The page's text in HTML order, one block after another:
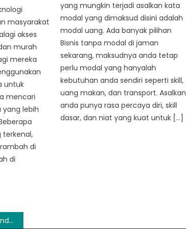
masyarakat
akses
murah
mereka
untuk
mencari
lebih
terkenal,
di
di
yang mungkin terjadi asalkan kata
modal yang dimaksud disini adalah
modal uang. Ada banyak pilihan
Bisnis tanpa modal di jaman
sekarang, maksudnya anda tetap
perlu modal yang hanyalah
kebutuhan anda sendiri seperti skill,
uang makan, dan transport. Asalkan
anda punya rasa percaya diri, skill
dasar, dan niat yang kuat untuk […]